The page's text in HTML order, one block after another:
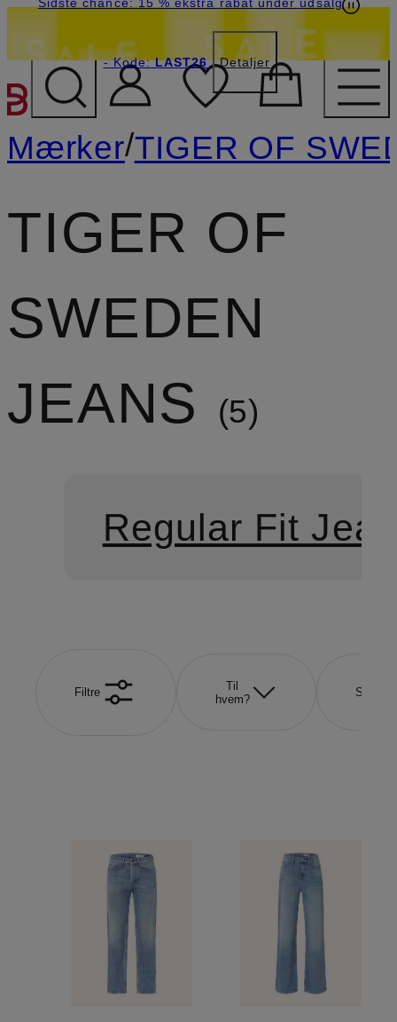
GÅ TIL
- Kode:LAST26 Detaljer
Mærker/TIGER OF
TIGER OF
SWEDEN
JEANS
5
Regular Fit
Filtre
Til
hvem?